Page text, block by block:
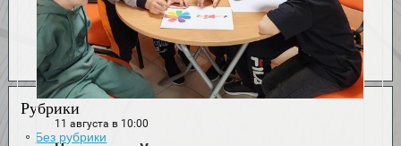
Рубрики
Без рубрики